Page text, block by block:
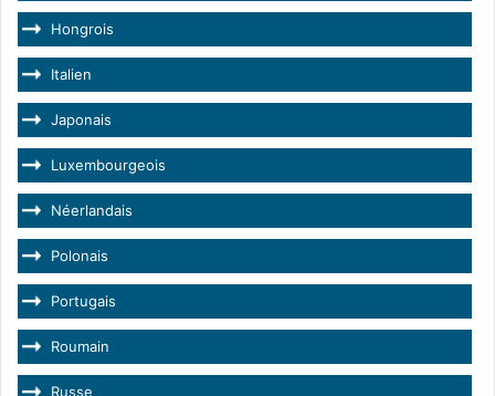
Hongrois
Italien
Japonais
Luxembourgeois
Néerlandais
Polonais
Portugais
Roumain
Russe